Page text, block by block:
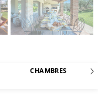
CHAMBRES